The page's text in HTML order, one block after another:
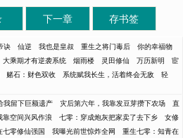
下一章 存书签
诀 仙逆 我也是皇叔 重生之将门毒后
你的幸福物
大乘期才有逆袭系统 烟雨楼 灵田修仙 万历新明
宦
赌石：财色双收 系统赋我长生，活着终会无敌
轻
我留下巨额遗产 灾后第六年，我靠发豆芽攒下农场
直
靠空间兴风作浪 七零：穿成炮灰把家卖了去下乡
女修
七零修仙强国 我曝光前世惊炸全网
重生七零：知青在